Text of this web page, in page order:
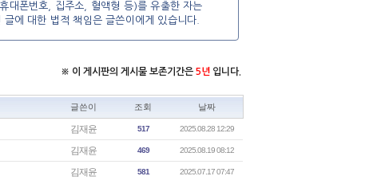
대폰번호, 집주소, 혈액형 등)를 유출한 자는
에 대한 법적 책임은 글쓴이에게 있습니다.
※ 이 게시판의 게시물 보존기간은 5년 입니다.
글쓴이 조회 날짜
김재윤 517 2025.08.28 12:29
김재윤 469 2025.08.19 08:12
김재윤 581 2025.07.17 07:47